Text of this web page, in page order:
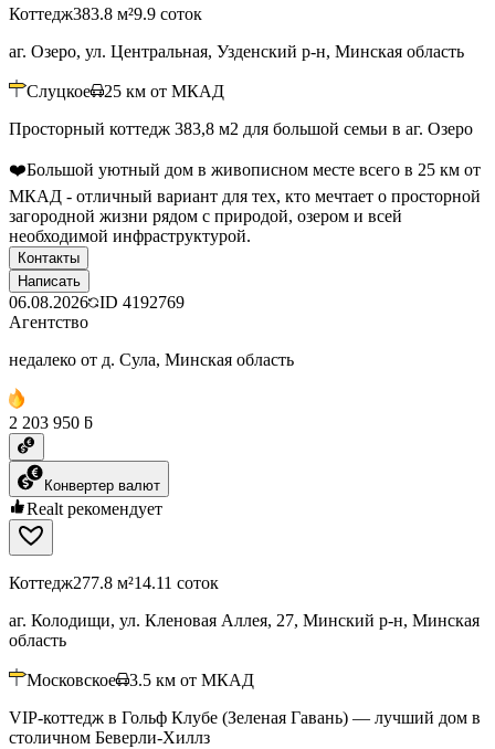
Коттедж383.8 м²9.9 соток
аг. Озеро, ул. Центральная, Узденский р-н, Минская область
Слуцкое 25 км от МКАД
Просторный коттедж 383,8 м2 для большой семьи в аг. Озеро
❤️Большой уютный дом в живописном месте всего в 25 км от
МКАД - отличный вариант для тех, кто мечтает о просторной
загородной жизни рядом с природой, озером и всей
необходимой инфраструктурой.
Контакты
Написать
06.08.2026 ID 4192769
Агентство
недалеко от д. Сула, Минская область
2 203 950 ƃ
Конвертер валют
Realt рекомендует
Коттедж277.8 м²14.11 соток
аг. Колодищи, ул. Кленовая Аллея, 27, Минский р-н, Минская
область
Московское 3.5 км от МКАД
VIP-коттедж в Гольф Клубе (Зеленая Гавань) — лучший дом в
столичном Беверли-Хиллз